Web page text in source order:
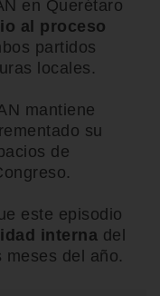
en Querétaro
al proceso
partidos
locales.
mantiene
su
de
este episodio
interna del
del año.